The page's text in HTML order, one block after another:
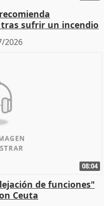
sufrir un incendio
2026
08:04
de funciones"
Ceuta